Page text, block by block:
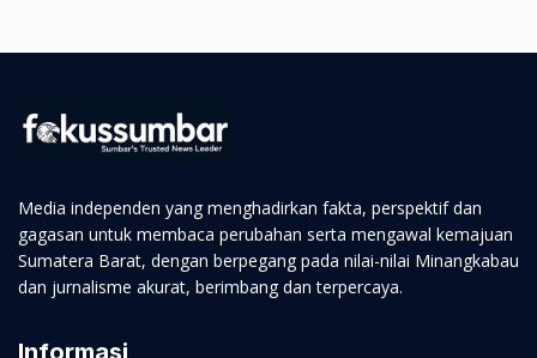
Media independen yang menghadirkan fakta, perspektif dan
gagasan untuk membaca perubahan serta mengawal kemajuan
Sumatera Barat, dengan berpegang pada nilai-nilai Minangkabau
dan jurnalisme akurat, berimbang dan terpercaya.
Informasi